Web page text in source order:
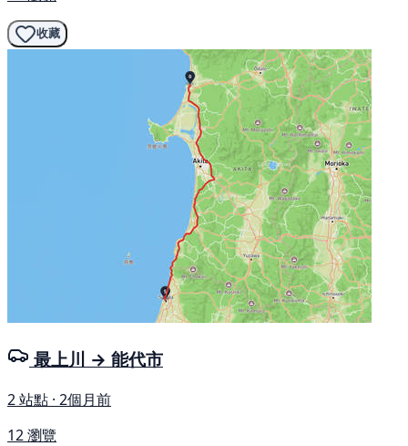
收藏
最上川 → 能代市
2 站點 · 2個月前
12 瀏覽